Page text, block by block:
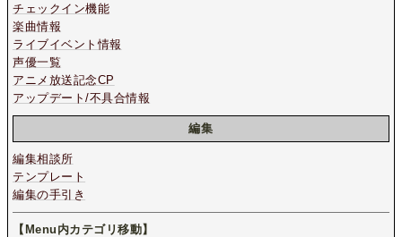
チェックイン機能
楽曲情報
ライブイベント情報
声優一覧
アニメ放送記念CP
アップデート/不具合情報
編集
編集相談所
テンプレート
編集の手引き
【Menu内カテゴリ移動】